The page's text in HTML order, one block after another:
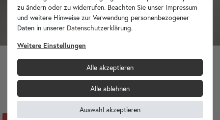
Marmor Seifenschale 13x13 cm schwarz
14,90 €
zu ändern oder zu widerrufen. Beachten Sie unser Impressum
und weitere Hinweise zur Verwendung personenbezogener
Daten in unserer Daten­schutz­erklärung.
Weitere Einstellungen
Alle akzeptieren
Alle ablehnen
Auswahl akzeptieren